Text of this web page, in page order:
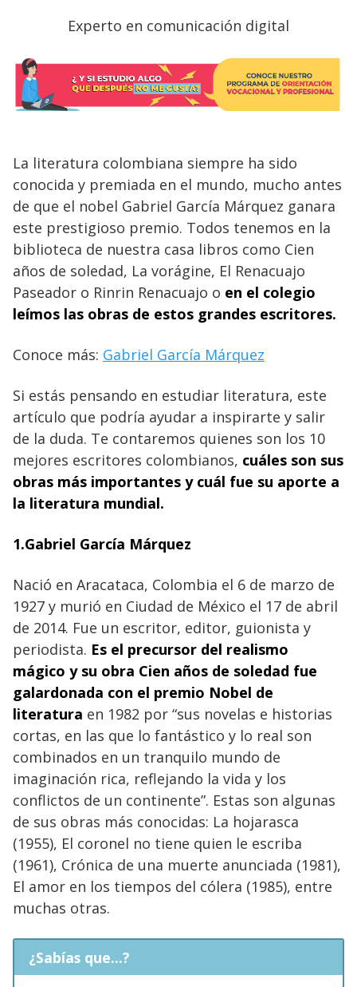
Experto en comunicación digital
La literatura colombiana siempre ha sido
conocida y premiada en el mundo, mucho antes
de que el nobel Gabriel García Márquez ganara
este prestigioso premio. Todos tenemos en la
biblioteca de nuestra casa libros como Cien
años de soledad, La vorágine, El Renacuajo
Paseador o Rinrin Renacuajo o en el colegio
leímos las obras de estos grandes escritores.
Conoce más: Gabriel García Márquez
Si estás pensando en estudiar literatura, este
artículo que podría ayudar a inspirarte y salir
de la duda. Te contaremos quienes son los 10
mejores escritores colombianos, cuáles son sus
obras más importantes y cuál fue su aporte a
la literatura mundial.
1.Gabriel García Márquez
Nació en Aracataca, Colombia el 6 de marzo de
1927 y murió en Ciudad de México el 17 de abril
de 2014. Fue un escritor, editor, guionista y
periodista. Es el precursor del realismo
mágico y su obra Cien años de soledad fue
galardonada con el premio Nobel de
literatura en 1982 por “sus novelas e historias
cortas, en las que lo fantástico y lo real son
combinados en un tranquilo mundo de
imaginación rica, reflejando la vida y los
conflictos de un continente”. Estas son algunas
de sus obras más conocidas: La hojarasca
(1955), El coronel no tiene quien le escriba
(1961), Crónica de una muerte anunciada (1981),
El amor en los tiempos del cólera (1985), entre
muchas otras.
¿Sabías que...?